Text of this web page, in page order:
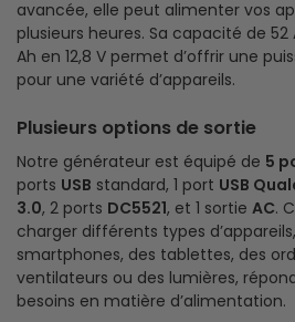
avancée, elle peut alimenter vos
plusieurs heures. Sa capacité de 52
Ah en 12,8 V permet d’offrir une
pour une variété d’appareils.
Plusieurs options de sortie
Notre générateur est équipé de 5
ports USB standard, 1 port USB
3.0, 2 ports DC5521, et 1 sortie AC.
charger différents types
smartphones, des tablettes, des
ventilateurs ou des lumières,
besoins en matière d’alimentation.